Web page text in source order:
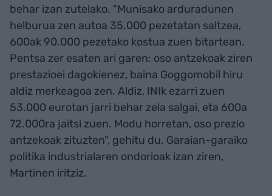
behar izan zutelako. "Munisako arduradunen
helburua zen autoa 35.000 pezetatan saltzea,
600ak 90.000 pezetako kostua zuen bitartean.
Pentsa zer esaten ari garen: oso antzekoak ziren
prestazioei dagokienez, baina Goggomobil hiru
aldiz merkeagoa zen. Aldiz, INIk ezarri zuen
53.000 eurotan jarri behar zela salgai, eta 600a
72.000ra jaitsi zuen. Modu horretan, oso prezio
antzekoak zituzten", gehitu du. Garaian-garaiko
politika industrialaren ondorioak izan ziren,
Martinen iritziz.